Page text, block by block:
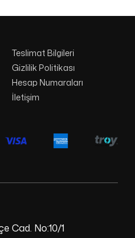
Cad. No:10/1
Teslimat Bilgileri
Gizlilik Politikası
Hesap Numaraları
İletişim